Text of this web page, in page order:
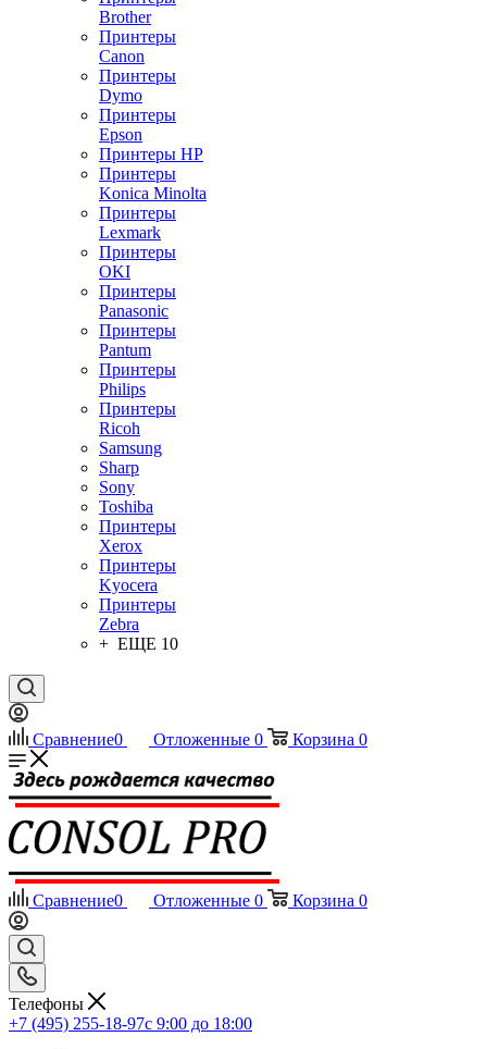
Brother
Принтеры
Canon
Принтеры
Dymo
Принтеры
Epson
Принтеры HP
Принтеры
Konica Minolta
Принтеры
Lexmark
Принтеры
OKI
Принтеры
Panasonic
Принтеры
Pantum
Принтеры
Philips
Принтеры
Ricoh
Samsung
Sharp
Sony
Toshiba
Принтеры
Xerox
Принтеры
Kyocera
Принтеры
Zebra
+ ЕЩЕ 10
Сравнение0 Отложенные 0 Корзина 0
Сравнение0 Отложенные 0 Корзина 0
Телефоны
+7 (495) 255-18-97с 9:00 до 18:00